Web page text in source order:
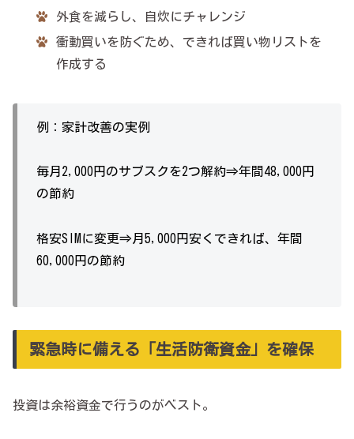
外食を減らし、自炊にチャレンジ
衝動買いを防ぐため、できれば買い物リストを
作成する
例：家計改善の実例
毎月2,000円のサブスクを2つ解約⇒年間48,000円
の節約
格安SIMに変更⇒月5,000円安くできれば、年間
60,000円の節約
緊急時に備える「生活防衛資金」を確保
投資は余裕資金で行うのがベスト。